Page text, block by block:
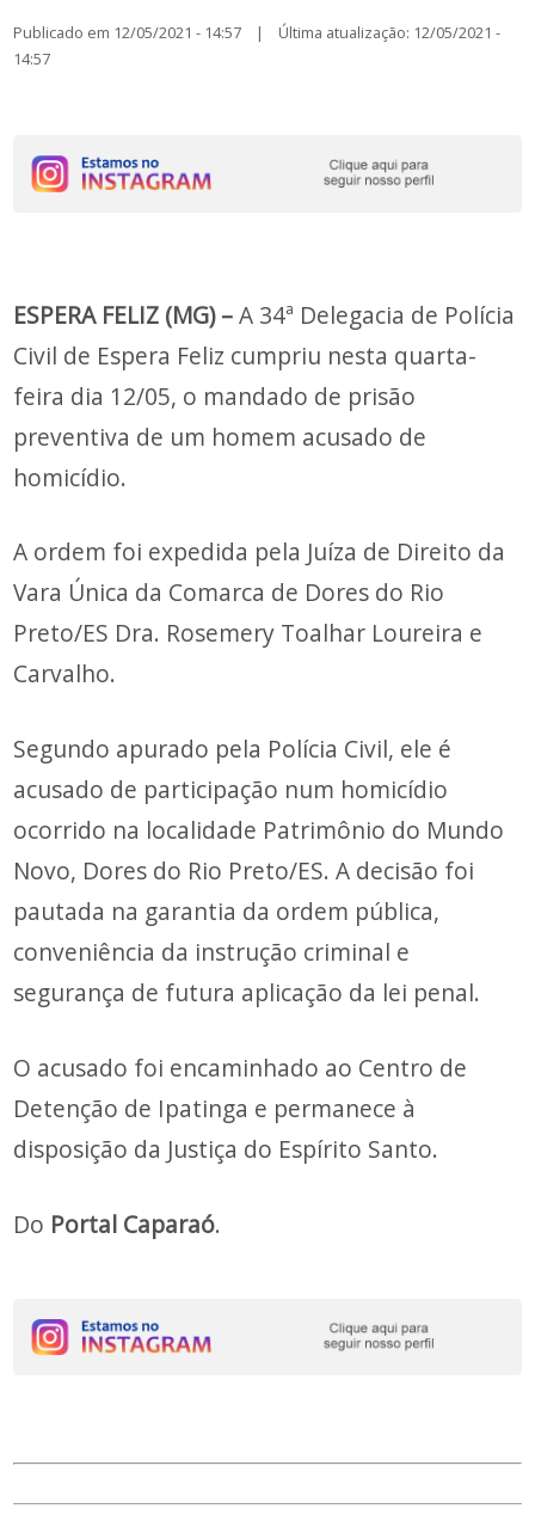
Publicado em 12/05/2021 - 14:57 | Última atualização: 12/05/2021 -
14:57
ESPERA FELIZ (MG) –A 34ª Delegacia de Polícia
Civil de Espera Feliz cumpriu nesta quarta-
feira dia 12/05, o mandado de prisão
preventiva de um homem acusado de
homicídio.
A ordem foi expedida pela Juíza de Direito da
Vara Única da Comarca de Dores do Rio
Preto/ES Dra. Rosemery Toalhar Loureira e
Carvalho.
Segundo apurado pela Polícia Civil, ele é
acusado de participação num homicídio
ocorrido na localidade Patrimônio do Mundo
Novo, Dores do Rio Preto/ES. A decisão foi
pautada na garantia da ordem pública,
conveniência da instrução criminal e
segurança de futura aplicação da lei penal.
O acusado foi encaminhado ao Centro de
Detenção de Ipatinga e permanece à
disposição da Justiça do Espírito Santo.
Do Portal Caparaó.